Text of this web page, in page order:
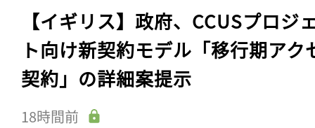
【イギリス】政府、CCUSプロジ
ト向け新契約モデル「移行期アク
契約」の詳細案提示
18時間前